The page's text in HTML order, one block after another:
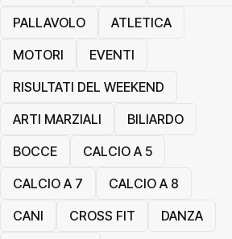
PALLAVOLO
ATLETICA
MOTORI
EVENTI
RISULTATI DEL WEEKEND
ARTI MARZIALI
BILIARDO
BOCCE
CALCIO A 5
CALCIO A 7
CALCIO A 8
CANI
CROSS FIT
DANZA